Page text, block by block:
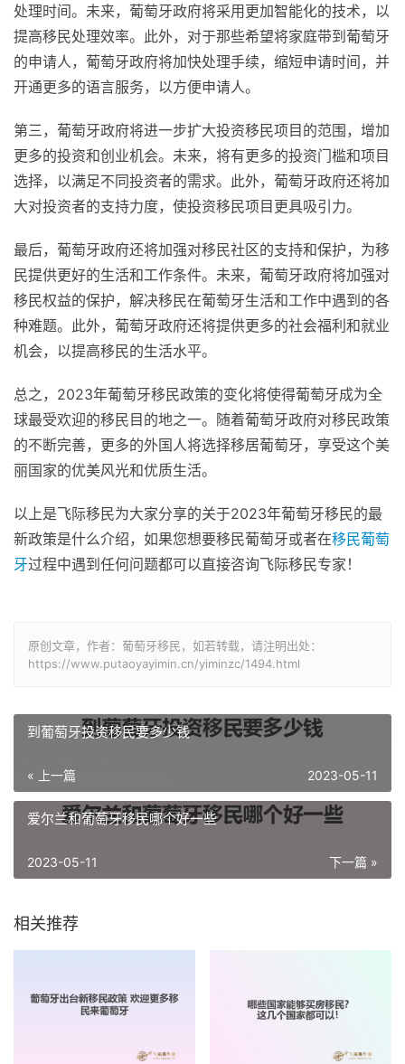
处理时间。未来，葡萄牙政府将采用更加智能化的技术，以
提高移民处理效率。此外，对于那些希望将家庭带到葡萄牙
的申请人，葡萄牙政府将加快处理手续，缩短申请时间，并
开通更多的语言服务，以方便申请人。
第三，葡萄牙政府将进一步扩大投资移民项目的范围，增加
更多的投资和创业机会。未来，将有更多的投资门槛和项目
选择，以满足不同投资者的需求。此外，葡萄牙政府还将加
大对投资者的支持力度，使投资移民项目更具吸引力。
最后，葡萄牙政府还将加强对移民社区的支持和保护，为移
民提供更好的生活和工作条件。未来，葡萄牙政府将加强对
移民权益的保护，解决移民在葡萄牙生活和工作中遇到的各
种难题。此外，葡萄牙政府还将提供更多的社会福利和就业
机会，以提高移民的生活水平。
总之，2023年葡萄牙移民政策的变化将使得葡萄牙成为全
球最受欢迎的移民目的地之一。随着葡萄牙政府对移民政策
的不断完善，更多的外国人将选择移居葡萄牙，享受这个美
丽国家的优美风光和优质生活。
以上是飞际移民为大家分享的关于2023年葡萄牙移民的最
新政策是什么介绍，如果您想要移民葡萄牙或者在移民葡萄
牙过程中遇到任何问题都可以直接咨询飞际移民专家！
原创文章，作者：葡萄牙移民，如若转载，请注明出处：
https://www.putaoyayimin.cn/yiminzc/1494.html
到葡萄牙投资移民要多少钱
« 上一篇 2023-05-11
爱尔兰和葡萄牙移民哪个好一些
下一篇 »
2023-05-11
相关推荐